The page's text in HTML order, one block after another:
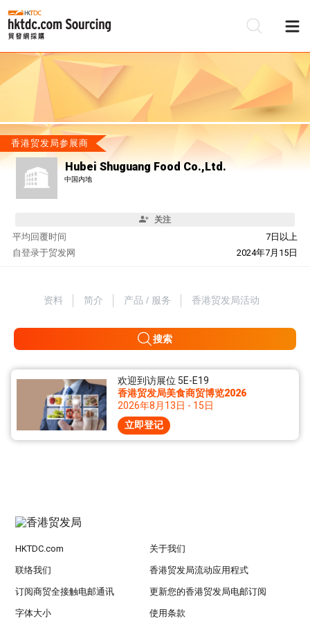
香港贸发局参展商
Hubei Shuguang Food Co.,Ltd.
中国内地
关注
平均回覆时间
7日以上
自
2024年7月15日
登录于贸发网
资料 简介 产品 / 服务 香港贸发局活动
搜索
欢迎到访展位 5E-E19
香港贸发局美食商贸博览2026
2026年8月13日 - 15日
立即登记
HKTDC.com 关于我们
联络我们 香港贸发局流动应用程式
订阅商贸全接触电邮通讯 更新您的香港贸发局电邮订阅
字体大小 使用条款